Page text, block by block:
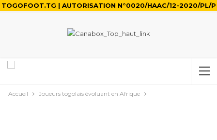
TOGOFOOT.TG | AUTORISATION N°0020/HAAC/12-2020/PL/P
Accueil Joueurs togolais évoluant en Afrique